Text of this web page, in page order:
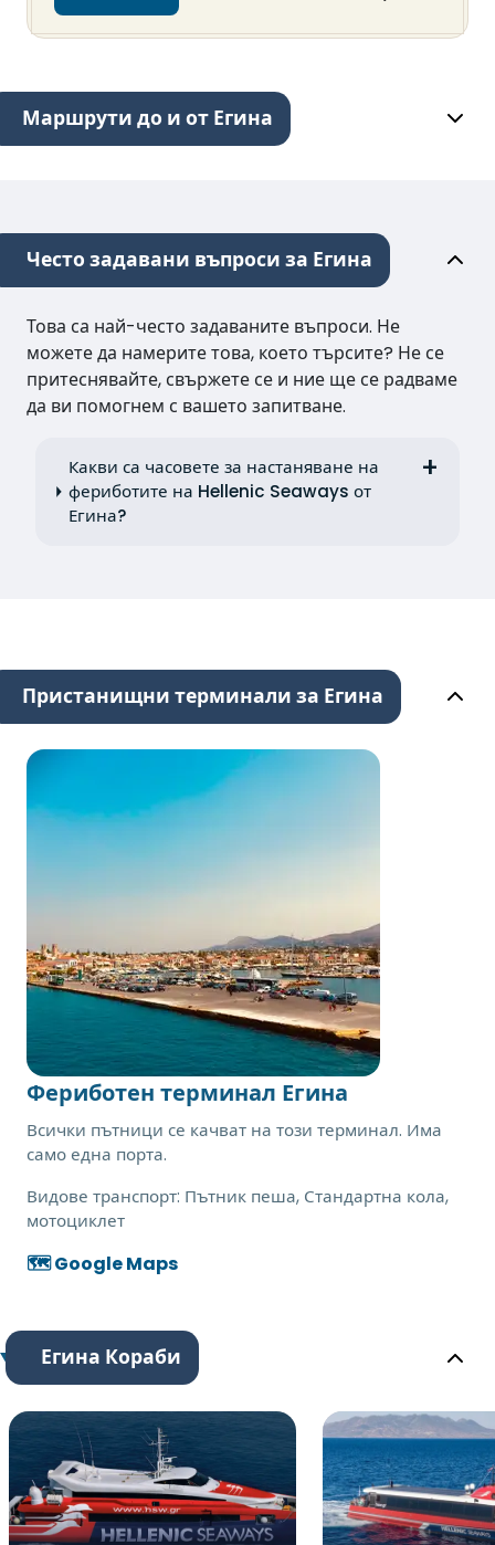
Маршрути до и от Егина
Често задавани въпроси за Егина
Това са най-често задаваните въпроси. Не
можете да намерите това, което търсите? Не се
притеснявайте, свържете се и ние ще се радваме
да ви помогнем с вашето запитване.
Какви са часовете за настаняване на
фериботите на Hellenic Seaways от
Егина?
Пристанищни терминали за Егина
Фериботен терминал Егина
Всички пътници се качват на този терминал. Има
само една порта.
Видове транспорт: Пътник пеша, Стандартна кола,
мотоциклет
🗺️ Google Maps
Егина Кораби